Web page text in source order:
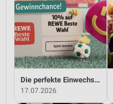
Die perfekte Einwechslung: Dein Fan-Bonus!*
17.07.2026